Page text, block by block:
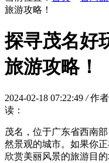
旅游攻略！
探寻茂名好
旅游攻略！
2024-02-18 07:22:49/ 作
读：
茂名，位于广东省西南
然景观的城市。如果你
欣赏美丽风景的旅游目